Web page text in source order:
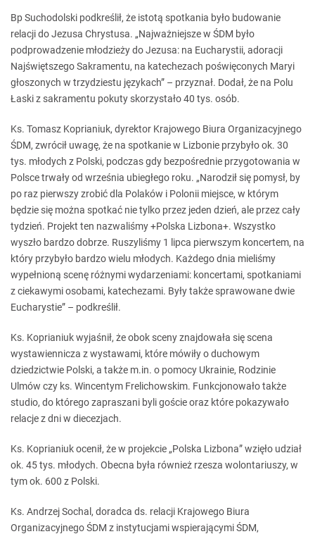
Bp Suchodolski podkreślił, że istotą spotkania było budowanie
relacji do Jezusa Chrystusa. „Najważniejsze w ŚDM było
podprowadzenie młodzieży do Jezusa: na Eucharystii, adoracji
Najświętszego Sakramentu, na katechezach poświęconych Maryi
głoszonych w trzydziestu językach” – przyznał. Dodał, że na Polu
Łaski z sakramentu pokuty skorzystało 40 tys. osób.
Ks. Tomasz Koprianiuk, dyrektor Krajowego Biura Organizacyjnego
ŚDM, zwrócił uwagę, że na spotkanie w Lizbonie przybyło ok. 30
tys. młodych z Polski, podczas gdy bezpośrednie przygotowania w
Polsce trwały od września ubiegłego roku. „Narodził się pomysł, by
po raz pierwszy zrobić dla Polaków i Polonii miejsce, w którym
będzie się można spotkać nie tylko przez jeden dzień, ale przez cały
tydzień. Projekt ten nazwaliśmy +Polska Lizbona+. Wszystko
wyszło bardzo dobrze. Ruszyliśmy 1 lipca pierwszym koncertem, na
który przybyło bardzo wielu młodych. Każdego dnia mieliśmy
wypełnioną scenę różnymi wydarzeniami: koncertami, spotkaniami
z ciekawymi osobami, katechezami. Były także sprawowane dwie
Eucharystie” – podkreślił.
Ks. Koprianiuk wyjaśnił, że obok sceny znajdowała się scena
wystawiennicza z wystawami, które mówiły o duchowym
dziedzictwie Polski, a także m.in. o pomocy Ukrainie, Rodzinie
Ulmów czy ks. Wincentym Frelichowskim. Funkcjonowało także
studio, do którego zapraszani byli goście oraz które pokazywało
relacje z dni w diecezjach.
Ks. Koprianiuk ocenił, że w projekcie „Polska Lizbona” wzięło udział
ok. 45 tys. młodych. Obecna była również rzesza wolontariuszy, w
tym ok. 600 z Polski.
Ks. Andrzej Sochal, doradca ds. relacji Krajowego Biura
Organizacyjnego ŚDM z instytucjami wspierającymi ŚDM,